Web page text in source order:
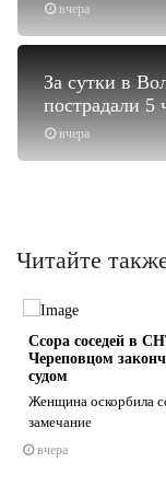
вчера
вчера
За сутки в
пострадали 5
Читайте
Ссора соседей в
Череповцом
судом
Женщина оскорбила
замечание
вчера